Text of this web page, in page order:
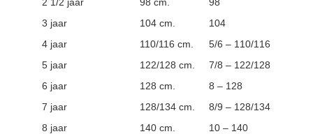
3 jaar
104 cm.
104
4 jaar
110/116 cm.
5/6 – 110/116
5 jaar
122/128 cm.
7/8 – 122/128
6 jaar
128 cm.
8 – 128
7 jaar
128/134 cm.
8/9 – 128/134
8 jaar
140 cm.
10 – 140